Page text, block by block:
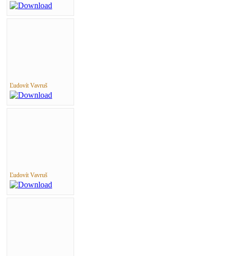
Ľudovít Vavruš
Ľudovít Vavruš